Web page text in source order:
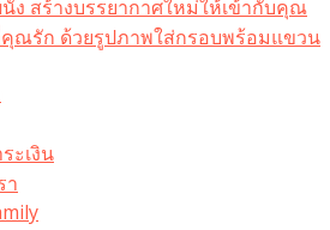
ง สร้างบรรยากาศใหม่ให้เข้ากับคุณ
ณรัก ด้วยรูปภาพใส่กรอบพร้อมแขวน​
ะเงิน
า